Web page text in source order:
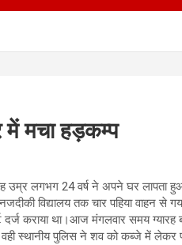
में मचा हड़कम्प
उम्र लगभग 24 वर्ष ने अपने घर
विद्यालय तक चार पहिया वाहन से
दर्ज कराया था।आज मंगलवार
पुलिस ने शव को कब्जे में लेकर